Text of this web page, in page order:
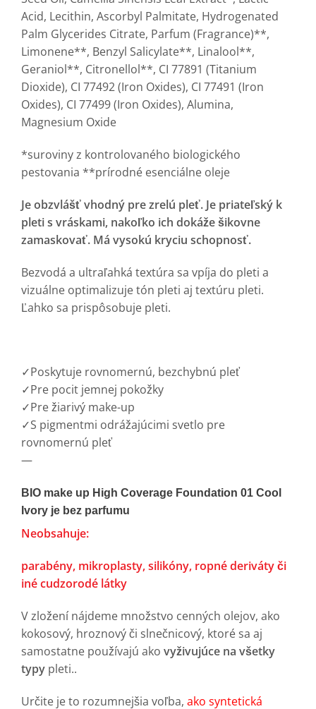
Acid, Lecithin, Ascorbyl Palmitate, Hydrogenated
Palm Glycerides Citrate, Parfum (Fragrance)**,
Limonene**, Benzyl Salicylate**, Linalool**,
Geraniol**, Citronellol**, CI 77891 (Titanium
Dioxide), CI 77492 (Iron Oxides), CI 77491 (Iron
Oxides), CI 77499 (Iron Oxides), Alumina,
Magnesium Oxide
*suroviny z kontrolovaného biologického
pestovania **prírodné esenciálne oleje
Je obzvlášť vhodný pre zrelú pleť. Je priateľský k
pleti s vráskami, nakoľko ich dokáže šikovne
zamaskovať. Má vysokú kryciu schopnosť.
Bezvodá a ultraľahká textúra sa vpíja do pleti a
vizuálne optimalizuje tón pleti aj textúru pleti.
Ľahko sa prispôsobuje pleti.
✓Poskytuje rovnomernú, bezchybnú pleť
✓Pre pocit jemnej pokožky
✓Pre žiarivý make-up
✓S pigmentmi odrážajúcimi svetlo pre
rovnomernú pleť
—
BIO make up High Coverage Foundation 01 Cool
Ivory je bez parfumu
Neobsahuje:
parabény, mikroplasty,silikóny, ropné deriváty či
iné cudzorodé látky
V zložení nájdeme množstvo cenných olejov, ako
kokosový, hroznový či slnečnicový, ktoré sa aj
samostatne používajú ako vyživujúce na všetky
typy pleti..
Určite je to rozumnejšia voľba, ako syntetická